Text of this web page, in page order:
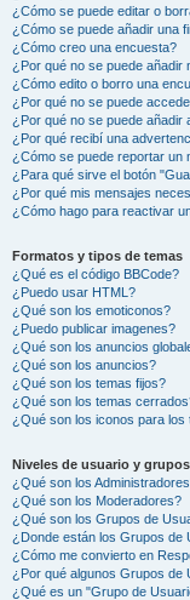
¿Cómo se puede editar o
¿Cómo se puede añadir una
¿Cómo creo una encuesta?
¿Por qué no se puede añadir
¿Cómo edito o borro una
¿Por qué no se puede
¿Por qué no se puede añadir
¿Por qué recibí una
¿Cómo se puede reportar un
¿Para qué sirve el botón
¿Por qué mis mensajes
¿Cómo hago para reactivar
Formatos y tipos de temas
¿Qué es el código BBCode?
¿Puedo usar HTML?
¿Qué son los emoticonos?
¿Puedo publicar imagenes?
¿Qué son los anuncios
¿Qué son los anuncios?
¿Qué son los temas fijos?
¿Qué son los temas
¿Qué son los iconos para los
Niveles de usuario y grupos
¿Qué son los
¿Qué son los Moderadores?
¿Qué son los Grupos de
¿Donde están los Grupos de
¿Cómo me convierto en
¿Por qué algunos Grupos de
¿Qué es un "Grupo de